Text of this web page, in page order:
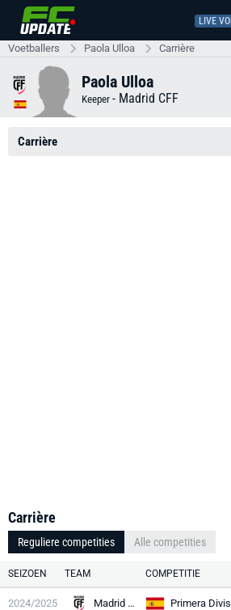
LIVE
Voetballers Paola Ulloa Carrière
Paola Ulloa
Keeper - Madrid CFF
Carrière
Carrière
Reguliere competities Alle competities
SEIZOEN TEAM COMPETITIE
2024/2025 Madrid CFF